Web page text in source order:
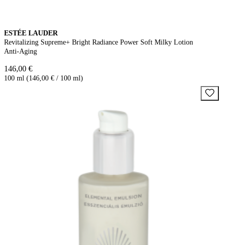
ESTÉE LAUDER
Revitalizing Supreme+ Bright Radiance Power Soft Milky Lotion
Anti-Aging
146,00 €
100 ml (146,00 € / 100 ml)